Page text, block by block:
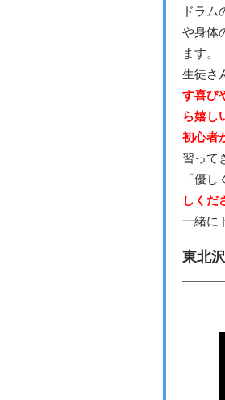
ドラ
や身体
ます。
生徒さ
す喜び
ら嬉し
初心者
習って
「優
しくだ
一緒に
東北